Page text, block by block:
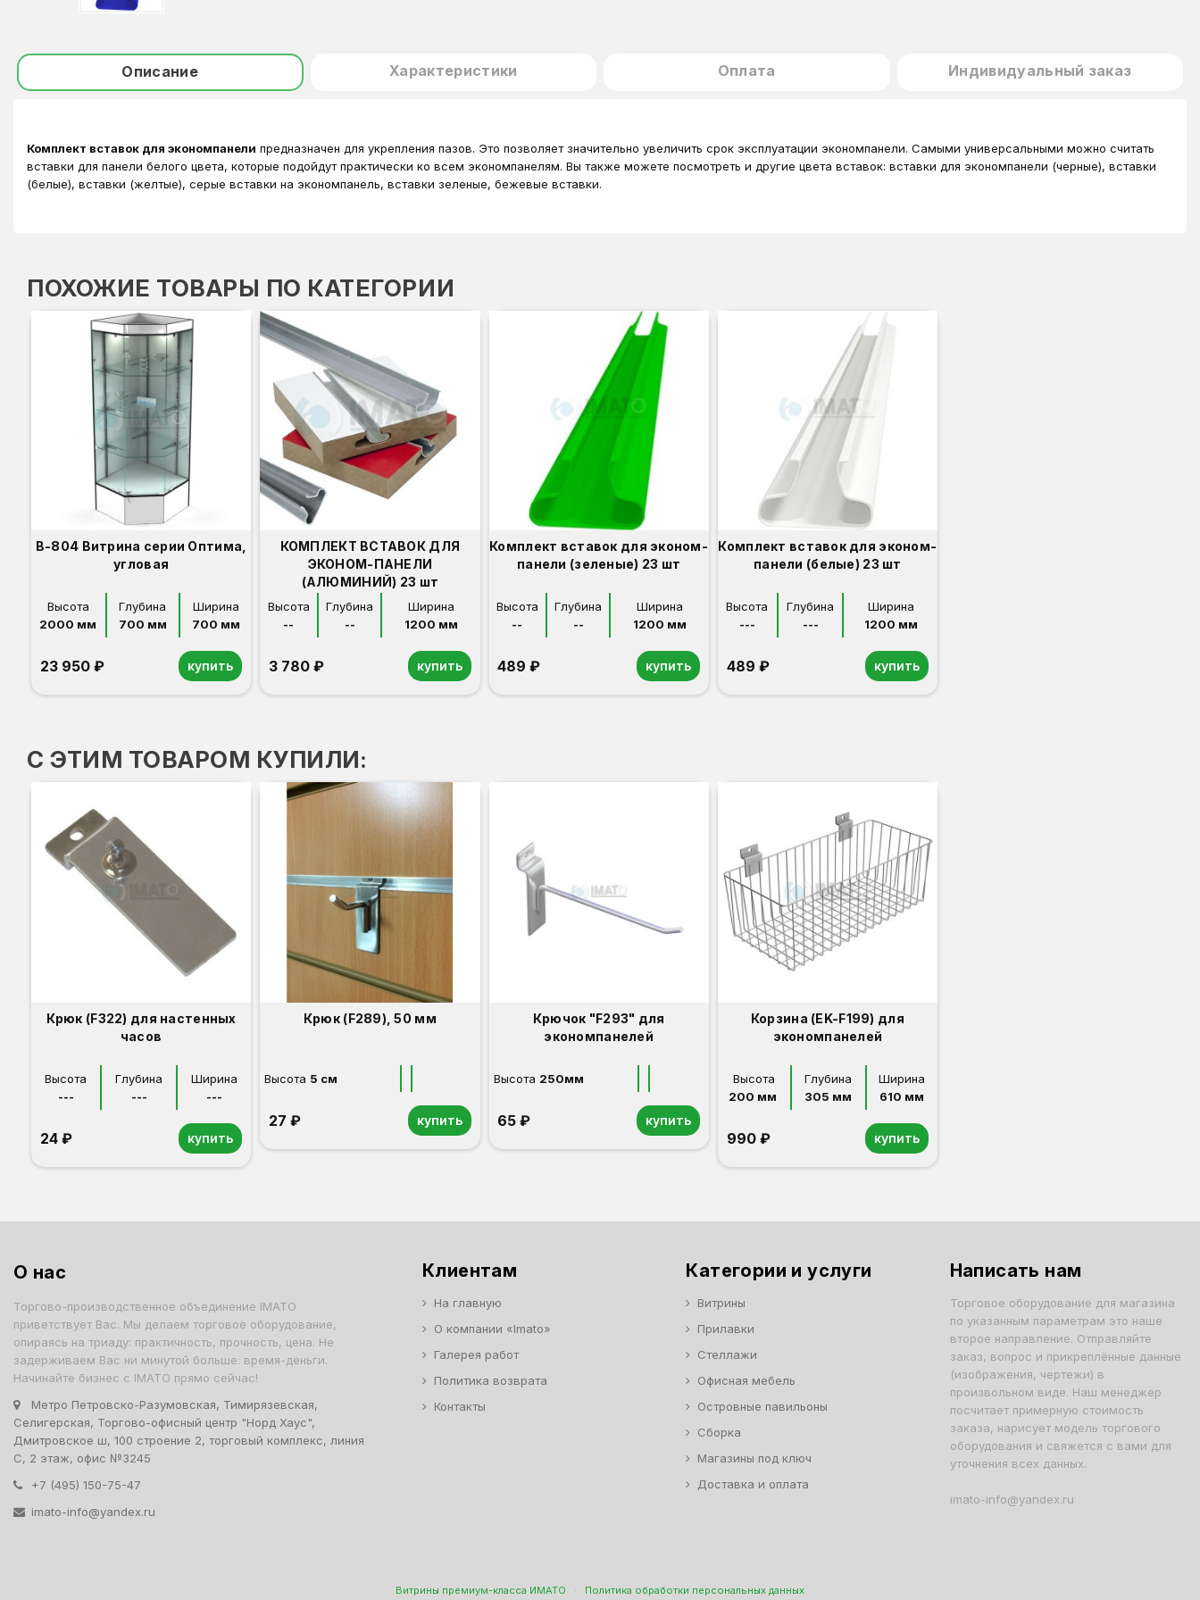
Описание Характеристики Оплата Индивидуальный заказ
Комплект вставок для экономпанели предназначен для укрепления пазов. Это позволяет значительно увеличить срок эксплуатации экономпанели. Самыми универсальными можно считать
вставки для панели белого цвета, которые подойдут практически ко всем экономпанелям. Вы также можете посмотреть и другие цвета вставок: вставки для экономпанели (черные), вставки
(белые), вставки (желтые), серые вставки на экономпанель, вставки зеленые, бежевые вставки.
ПОХОЖИЕ ТОВАРЫ ПО КАТЕГОРИИ
В-804 Витрина серии Оптима,
угловая
Высота
2000 мм
Глубина
700 мм
Ширина
700 мм
23 950 ₽ купить
КОМПЛЕКТ ВСТАВОК ДЛЯ
ЭКОНОМ-ПАНЕЛИ
(АЛЮМИНИЙ) 23 шт
Высота
--
Глубина
--
Ширина
1200 мм
3 780 ₽ купить
Комплект вставок для эконом-
панели (зеленые) 23 шт
Высота
--
Глубина
--
Ширина
1200 мм
489 ₽ купить
Комплект вставок для эконом-
панели (белые) 23 шт
Высота
---
Глубина
---
Ширина
1200 мм
489 ₽ купить
С ЭТИМ ТОВАРОМ КУПИЛИ:
Крюк (F322) для настенных
часов
Высота
---
Глубина
---
Ширина
---
24 ₽ купить
Крюк (F289), 50 мм
Высота 5 см
27 ₽ купить
Крючок "F293" для
экономпанелей
Высота 250мм
65 ₽ купить
Корзина (EK-F199) для
экономпанелей
Высота
200 мм
Глубина
305 мм
Ширина
610 мм
990 ₽ купить
О нас
Торгово-производственное объединение IMATO
приветствует Вас. Мы делаем торговое оборудование,
опираясь на триаду: практичность, прочность, цена. Не
задерживаем Вас ни минутой больше: время-деньги.
Начинайте бизнес с IMATO прямо сейчас!
Метро Петровско-Разумовская, Тимирязевская,
Селигерская, Торгово-офисный центр "Норд Хаус",
Дмитровское ш, 100 строение 2, торговый комплекс, линия
С, 2 этаж, офис №3245
+7 (495) 150-75-47
imato-info@yandex.ru
Клиентам
На главную
О компании «Imato»
Галерея работ
Политика возврата
Контакты
Категории и услуги
Витрины
Прилавки
Стеллажи
Офисная мебель
Островные павильоны
Сборка
Магазины под ключ
Доставка и оплата
Написать нам
Торговое оборудование для магазина
по указанным параметрам это наше
второе направление. Отправляйте
заказ, вопрос и прикреплённые данные
(изображения, чертежи) в
произвольном виде. Наш менеджер
посчитает примерную стоимость
заказа, нарисует модель торгового
оборудования и свяжется с вами для
уточнения всех данных.
imato-info@yandex.ru
Витрины премиум-класса ИМАТО · Политика обработки персональных данных